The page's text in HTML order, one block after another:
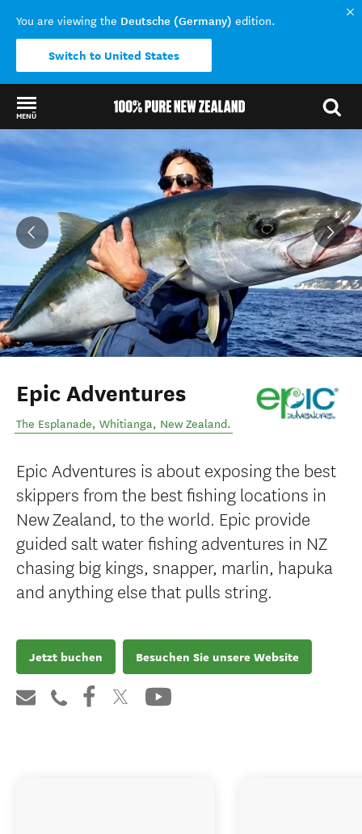
You are viewing the Deutsche (Germany) edition.
Switch to United States
MENÜ
Back to my results
Epic Adventures
The Esplanade, Whitianga, New Zealand.
Epic Adventures is about exposing the best
skippers from the best fishing locations in
New Zealand, to the world. Epic provide
guided salt water fishing adventures in NZ
chasing big kings, snapper, marlin, hapuka
and anything else that pulls string.
Jetzt buchen Besuchen Sie unsere Website